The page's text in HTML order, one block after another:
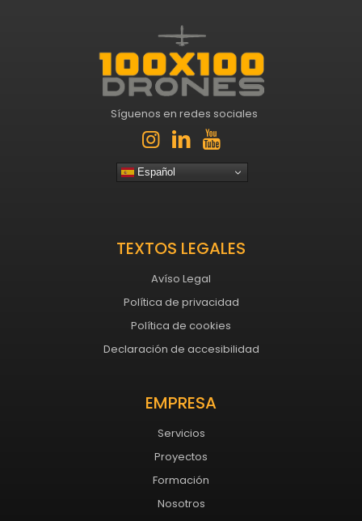
Síguenos en redes sociales
Español
TEXTOS LEGALES
Avíso Legal
Política de privacidad
Política de cookies
Declaración de accesibilidad
EMPRESA
Servicios
Proyectos
Formación
Nosotros